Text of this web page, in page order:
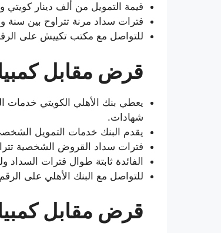
قيمة التمويل من ألف دينار
فترات سداد مرنة تتراوح بين
للتواصل مع مكتب تكييش على الرقم
قرض مقابل
شهادات.
يقدم البنك خدمات التمويل الشخصي حتى مبلغ
فترات سداد القروض الشخصية تتراوح بين 12 شهر
الفائدة ثابتة طوال فترات
للتواصل مع البنك الأهلي على الرقم 9651899899+
قرض مقابل